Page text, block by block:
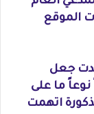
الموقع
جعل
ما على
اتهمت